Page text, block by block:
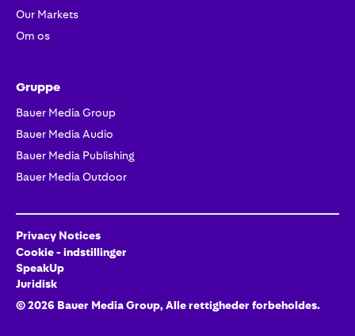
Our Markets
Om os
Gruppe
Bauer Media Group
Bauer Media Audio
Bauer Media Publishing
Bauer Media Outdoor
Privacy Notices
Cookie - indstillinger
SpeakUp
Juridisk
©2026 Bauer Media Group, Alle rettigheder forbeholdes.